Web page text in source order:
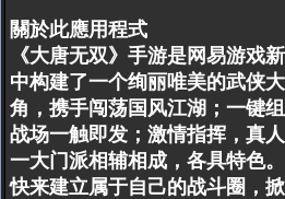
關於此應用程式
《大唐无双》手游是网易游戏
中构建了一个绚丽唯美的武侠
角，携手闯荡国风江湖；一键
战场一触即发；激情指挥，真
一大门派相辅相成，各具特色。
快来建立属于自己的战斗圈，